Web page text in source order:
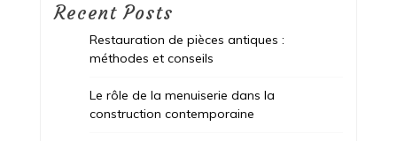
Recent Posts
Restauration de pièces antiques :
méthodes et conseils
Le rôle de la menuiserie dans la
construction contemporaine